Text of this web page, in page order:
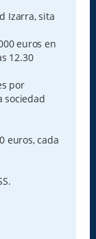
Izarra, sita
euros en
12.30
por
sociedad
euros, cada